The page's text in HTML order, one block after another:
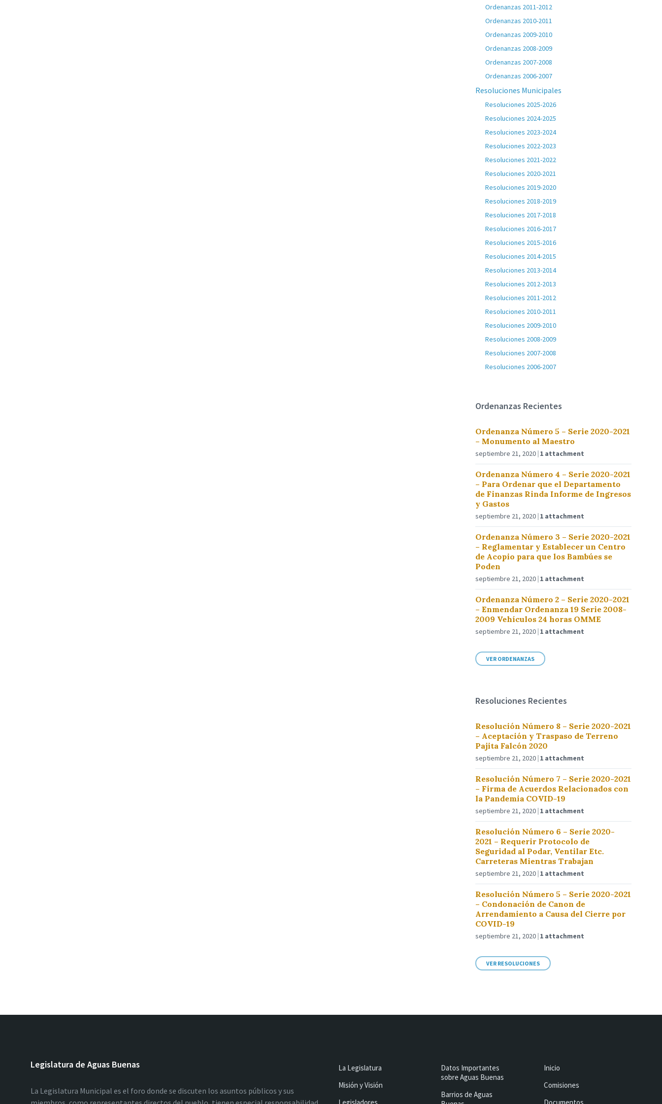
Ordenanzas 2011-2012
Ordenanzas 2010-2011
Ordenanzas 2009-2010
Ordenanzas 2008-2009
Ordenanzas 2007-2008
Ordenanzas 2006-2007
Resoluciones Municipales
Resoluciones 2025-2026
Resoluciones 2024-2025
Resoluciones 2023-2024
Resoluciones 2022-2023
Resoluciones 2021-2022
Resoluciones 2020-2021
Resoluciones 2019-2020
Resoluciones 2018-2019
Resoluciones 2017-2018
Resoluciones 2016-2017
Resoluciones 2015-2016
Resoluciones 2014-2015
Resoluciones 2013-2014
Resoluciones 2012-2013
Resoluciones 2011-2012
Resoluciones 2010-2011
Resoluciones 2009-2010
Resoluciones 2008-2009
Resoluciones 2007-2008
Resoluciones 2006-2007
Ordenanzas Recientes
Ordenanza Número 5 – Serie 2020-2021
– Monumento al Maestro
septiembre 21, 2020 1 attachment
Ordenanza Número 4 – Serie 2020-2021
– Para Ordenar que el Departamento
de Finanzas Rinda Informe de Ingresos
y Gastos
septiembre 21, 2020 1 attachment
Ordenanza Número 3 – Serie 2020-2021
– Reglamentar y Establecer un Centro
de Acopio para que los Bambúes se
Poden
septiembre 21, 2020 1 attachment
Ordenanza Número 2 – Serie 2020-2021
– Enmendar Ordenanza 19 Serie 2008-
2009 Vehículos 24 horas OMME
septiembre 21, 2020 1 attachment
VER ORDENANZAS
Resoluciones Recientes
Resolución Número 8 – Serie 2020-2021
– Aceptación y Traspaso de Terreno
Pajita Falcón 2020
septiembre 21, 2020 1 attachment
Resolución Número 7 – Serie 2020-2021
– Firma de Acuerdos Relacionados con
la Pandemia COVID-19
septiembre 21, 2020 1 attachment
Resolución Número 6 – Serie 2020-
2021 – Requerir Protocolo de
Seguridad al Podar, Ventilar Etc.
Carreteras Mientras Trabajan
septiembre 21, 2020 1 attachment
Resolución Número 5 – Serie 2020-2021
– Condonación de Canon de
Arrendamiento a Causa del Cierre por
COVID-19
septiembre 21, 2020 1 attachment
VER RESOLUCIONES
Legislatura de Aguas Buenas
La Legislatura Municipal es el foro donde se discuten los asuntos públicos y sus
La Legislatura
Misión y Visión
Datos Importantes
sobre Aguas Buenas
Barrios de Aguas
Inicio
Comisiones